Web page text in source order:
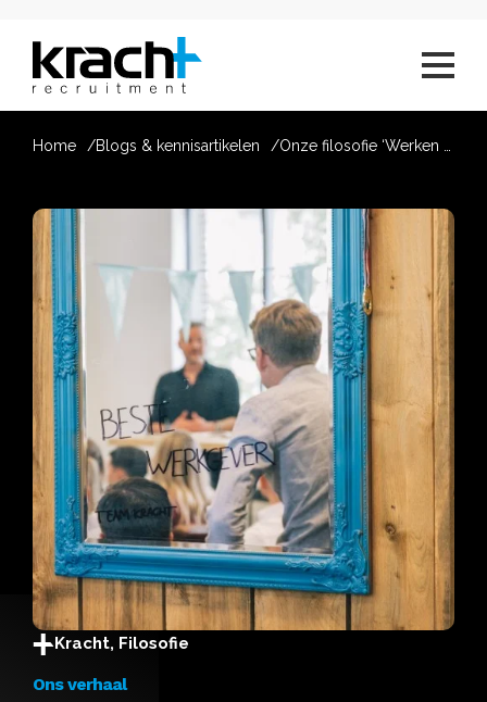
Home Blogs & kennisartikelen
Kracht, Filosofie
Ons verhaal